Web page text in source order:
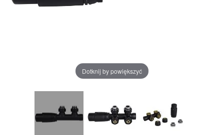
Dotknij by powiększyć